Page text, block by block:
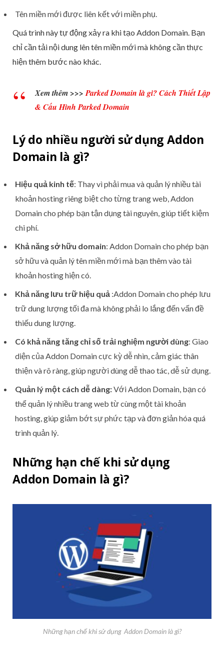
Tên miền mới được liên kết với miền phụ.
Quá trình này tự động xảy ra khi tạo Addon Domain. Bạn
chỉ cần tải nội dung lên tên miền mới mà không cần thực
hiện thêm bước nào khác.
Xem thêm >>>Parked Domain là gì? Cách Thiết Lập
& Cấu Hình Parked Domain
Lý do nhiều người sử dụng Addon
Domain là gì?
Hiệu quả kinh tế: Thay vì phải mua và quản lý nhiều tài
khoản hosting riêng biệt cho từng trang web, Addon
Domain cho phép bạn tận dụng tài nguyên, giúp tiết kiệm
chi phí.
Khả năng sở hữu domain: Addon Domain cho phép bạn
sở hữu và quản lý tên miền mới mà bạn thêm vào tài
khoản hosting hiện có.
Khả năng lưu trữ hiệu quả :Addon Domain cho phép lưu
trữ dung lượng tối đa mà không phải lo lắng đến vấn đề
thiếu dung lượng.
Có khả năng tăng chỉ số trải nghiệm người dùng: Giao
diện của Addon Domain cực kỳ dễ nhìn, cảm giác thân
thiện và rõ ràng, giúp người dùng dễ thao tác, dễ sử dụng.
Quản lý một cách dễ dàng:Với Addon Domain, bạn có
thể quản lý nhiều trang web từ cùng một tài khoản
hosting, giúp giảm bớt sự phức tạp và đơn giản hóa quá
trình quản lý.
Những hạn chế khi sử dụng
Addon Domain là gì?
Những hạn chế khi sử dụng Addon Domain là gì?